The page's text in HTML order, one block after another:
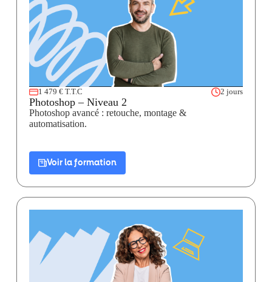
1 479 € T.T.C 2 jours
Photoshop – Niveau 2
Photoshop avancé : retouche, montage &
automatisation.
Voir la formation